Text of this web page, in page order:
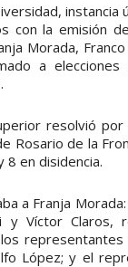
instancia
con la emisión
Morada,
a
resolvió
Rosario de la
8 en disidencia.
a Franja
y Víctor Claros,
los
López; y el